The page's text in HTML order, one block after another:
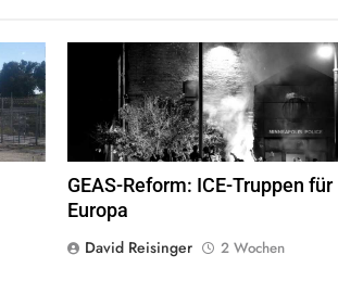
und
BY-
SA-3.0
George Floyd Aufstand © Chad Davis.jpg
GEAS-Reform: ICE-Truppen für
Europa
David Reisinger
2 Wochen